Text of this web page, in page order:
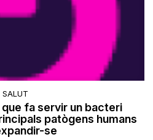
SALUT
fa servir un bacteri
patògens humans
se